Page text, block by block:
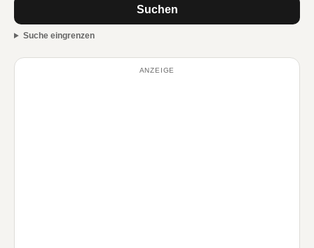
Suchen
Suche eingrenzen
ANZEIGE